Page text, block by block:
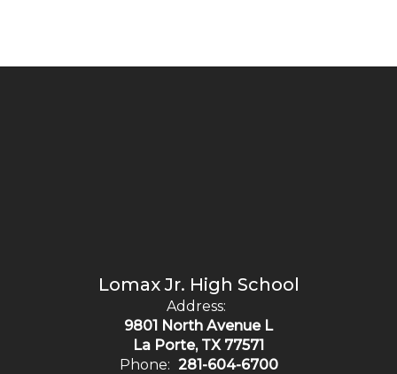
Lomax Jr. High School
Address:
9801 North Avenue L
La Porte, TX 77571
Phone: 281-604-6700